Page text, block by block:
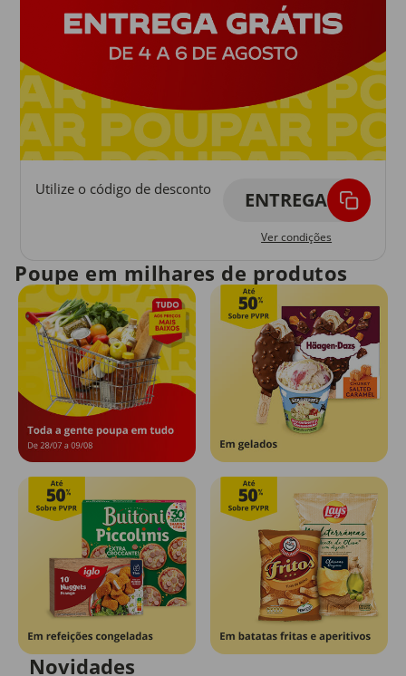
Utilize o código de desconto ENTREGA
Ver condições
Poupe em milhares de produtos
Novidades